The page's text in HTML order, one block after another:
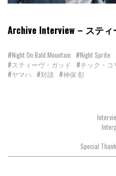
Archive Interview – ステ
#Night On Bald Mountain #Night Sprite
#スティーヴ・ガッド
#チック・コ
#ヤマハ #対談 #神保 彰
Special